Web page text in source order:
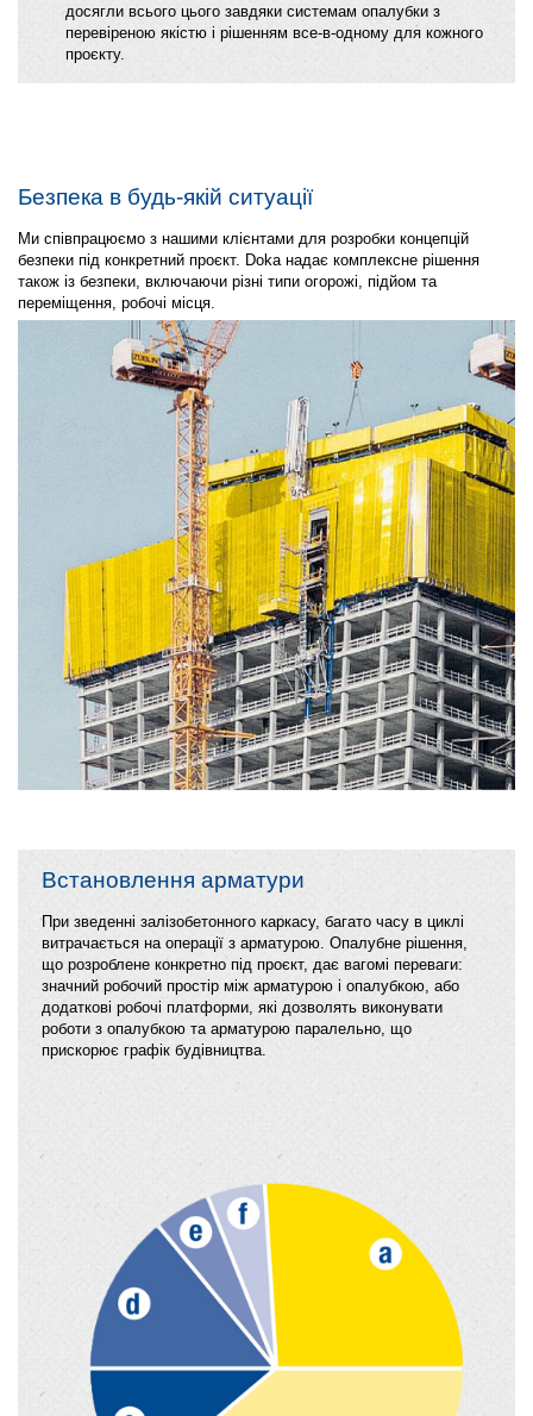
досягли всього цього завдяки системам опалубки з
перевіреною якістю і рішенням все-в-одному для кожного
проєкту.
Безпека в будь-якій ситуації
Ми співпрацюємо з нашими клієнтами для розробки концепцій
безпеки під конкретний проєкт. Doka надає комплексне рішення
також із безпеки, включаючи різні типи огорожі, підйом та
переміщення, робочі місця.
Встановлення арматури
При зведенні залізобетонного каркасу, багато часу в циклі
витрачається на операції з арматурою. Опалубне рішення,
що розроблене конкретно під проєкт, дає вагомі переваги:
значний робочий простір між арматурою і опалубкою, або
додаткові робочі платформи, які дозволять виконувати
роботи з опалубкою та арматурою паралельно, що
прискорює графік будівництва.